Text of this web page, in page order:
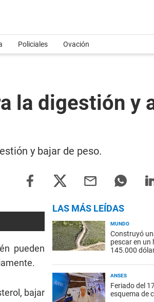
Policiales Ovación
la digestión y
y bajar de peso.
pueden
bajar
LAS MÁS LEÍDAS
MUNDO
Construyó
pescar en un
145.000
ANSES
Feriado del
esquema de